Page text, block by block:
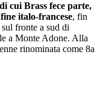
cui Brass fece parte,
italo-francese, fin
fronte a sud di
a Monte Adone. Alla
rinominata come 8a